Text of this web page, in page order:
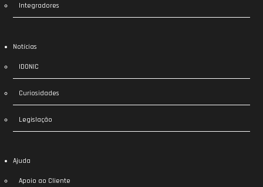
Integradores
Notícias
IDONIC
Curiosidades
Legislação
Ajuda
Apoio ao Cliente